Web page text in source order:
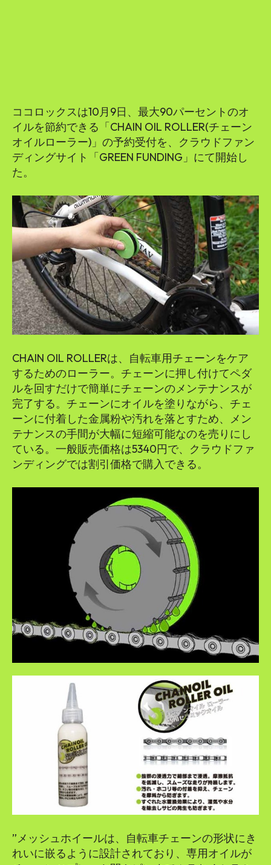
ココロックスは10月9日、最大90パーセントのオ
イルを節約できる「CHAIN OIL ROLLER(チェーン
オイルローラー)」の予約受付を、クラウドファン
ディングサイト「GREEN FUNDING」にて開始し
た。
CHAIN OIL ROLLERは、自転車用チェーンをケア
するためのローラー。チェーンに押し付けてペダ
ルを回すだけで簡単にチェーンのメンテナンスが
完了する。チェーンにオイルを塗りながら、チェ
ーンに付着した金属粉や汚れを落とすため、メン
テナンスの手間が大幅に短縮可能なのを売りにし
ている。一般販売価格は5340円で、クラウドファ
ンディングでは割引価格で購入できる。
”メッシュホイールは、自転車チェーンの形状にき
れいに嵌るように設計されており、専用オイルが